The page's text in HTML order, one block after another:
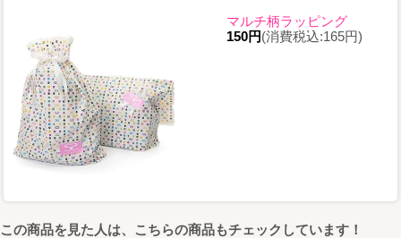
マルチ柄ラッピング
150円(消費税込:165円)
この商品を見た人は、こちらの商品もチェックしています！